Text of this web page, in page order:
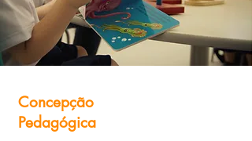
Concepção
Pedagógica